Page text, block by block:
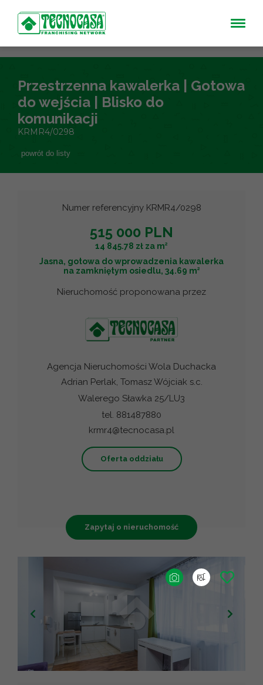
Przestrzenna kawalerka | Gotowa
do wejścia | Blisko do
komunikacji
KRMR4/0298
powrót do listy
Numer referencyjny KRMR4/0298
515 000 PLN
14 845.78 zł za m2
Jasna, gotowa do wprowadzenia kawalerka
na zamkniętym osiedlu, 34.69 m2
Nieruchomość proponowana przez
Agencja Nieruchomości Wola Duchacka
Adrian Perlak, Tomasz Wójciak s.c.
Walerego Sławka 25/LU3
tel. 881487880
krmr4@tecnocasa.pl
Oferta oddziału
Zapytaj o nieruchomość